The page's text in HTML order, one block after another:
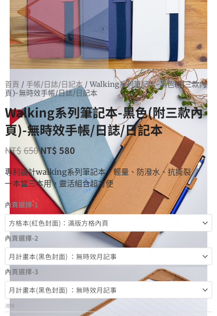
首頁 / 手帳/日誌/日記本 / Walking系列筆記本-黑色(附三款內
頁)-無時效手帳/日誌/日記本
Walking系列筆記本-黑色(附三款內
頁)-無時效手帳/日誌/日記本
NT$650NT$580
專利設計walking系列筆記本，輕量、防潑水、抗撕裂
一本當三本用，靈活組合超方便
內頁選擇-1
內頁選擇-2
內頁選擇-3
清除